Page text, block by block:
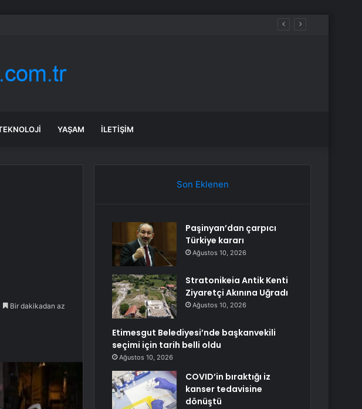
YAŞAM İLETIŞIM
Bir dakikadan az
Son Eklenen
Paşinyan’dan çarpıcı
Türkiye kararı
Ağustos 10, 2026
Stratonikeia Antik Kenti
Ziyaretçi Akınına Uğradı
Ağustos 10, 2026
Etimesgut Belediyesi’nde başkanvekili
seçimi için tarih belli oldu
Ağustos 10, 2026
COVID’in bıraktığı iz
kanser tedavisine
dönüştü